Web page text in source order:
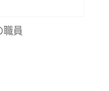
職員